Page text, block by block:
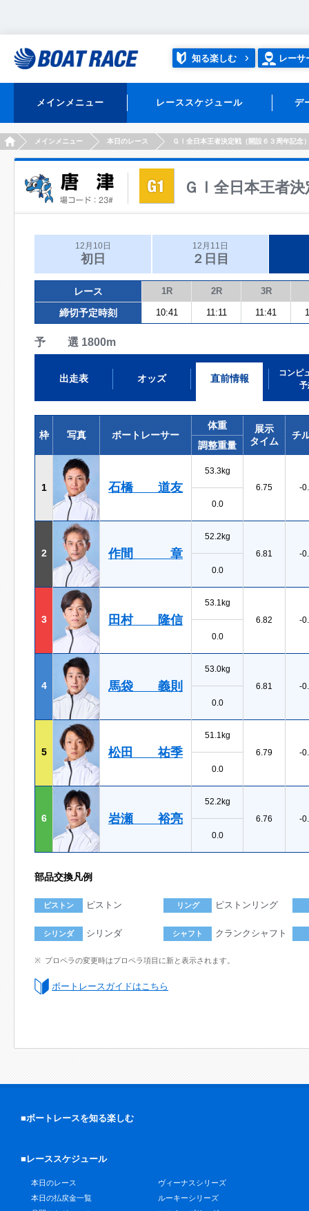
知る楽しむ レーサ
メインメニュー レーススケジュール デ
HOMEメインメニュー 本日のレース ＧⅠ全日本王者決定戦（開設６３周年記念
ＧⅠ全日本王者決
12月10日
初日
12月11日
２日目
レース 1R 2R 3R
締切予定時刻 10:41 11:11 11:41
予 選 1800m
出走表 オッズ 直前情報
コンピ
予
枠 写真 ボートレーサー
体重
展示
タイム
チ
調整重量
1 石橋 道友
53.3kg
6.75
-
0.0
2 作間 章
52.2kg
6.81
-
0.0
3 田村 隆信
53.1kg
6.82
-
0.0
4 馬袋 義則
53.0kg
6.81
-
0.0
5 松田 祐季
51.1kg
6.79
-
0.0
6 岩瀬 裕亮
52.2kg
6.76
-
0.0
部品交換凡例
ピストン ピストン リング ピストンリング
シリンダ シリンダ シャフト クランクシャフト
プロペラの変更時はプロペラ項目に新と表示されます。
ボートレースガイドはこちら
■ボートレースを知る楽しむ
■レーススケジュール
本日のレース
本日の払戻金一覧
ヴィーナスシリーズ
ルーキーシリーズ